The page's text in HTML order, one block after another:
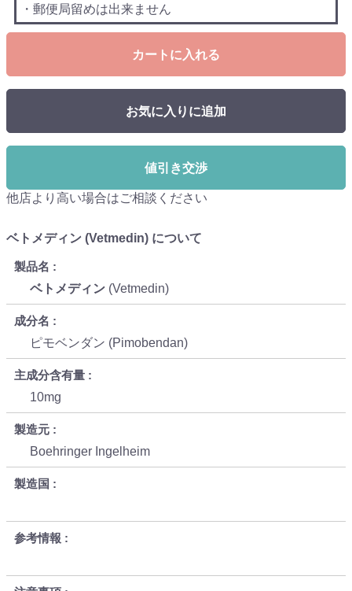
・郵便局留めは出来ません
カートに入れる
お気に入りに追加
値引き交渉
他店より高い場合はご相談ください
ベトメディン (Vetmedin) について
製品名
ベトメディン (Vetmedin)
成分名
ピモベンダン (Pimobendan)
主成分含有量
10mg
製造元
Boehringer Ingelheim
製造国
参考情報